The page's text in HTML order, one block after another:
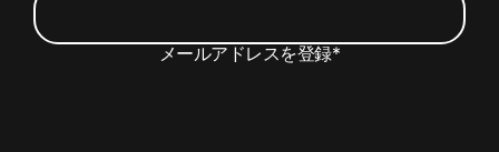
メールアドレスを登録*